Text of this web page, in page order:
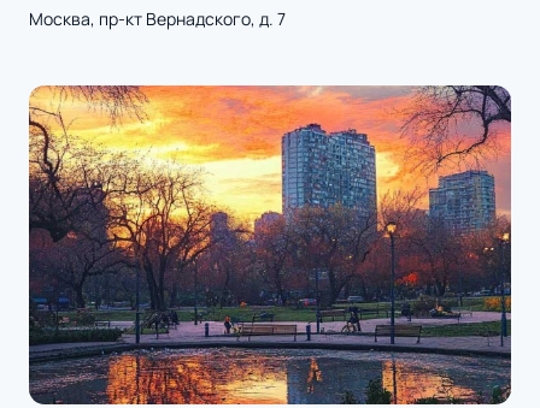
Москва, пр-кт Вернадского, д. 7